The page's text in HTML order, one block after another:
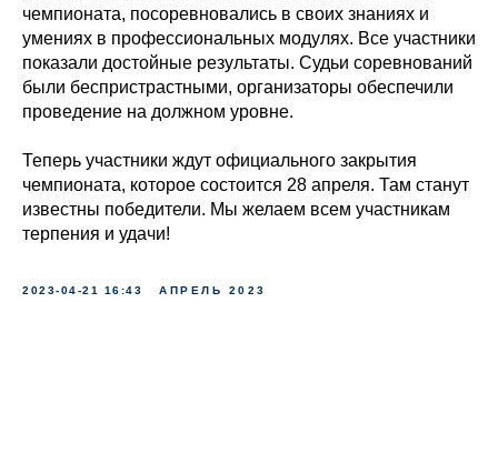
чемпионата, посоревновались в своих знаниях и
умениях в профессиональных модулях. Все участники
показали достойные результаты. Судьи соревнований
были беспристрастными, организаторы обеспечили
проведение на должном уровне.
Теперь участники ждут официального закрытия
чемпионата, которое состоится 28 апреля. Там станут
известны победители. Мы желаем всем участникам
терпения и удачи!
2023-04-21 16:43 АПРЕЛЬ 2023